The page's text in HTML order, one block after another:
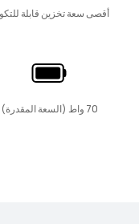
أقصى سعة تخزين قابلة
70 واط (السعة المقدرة)